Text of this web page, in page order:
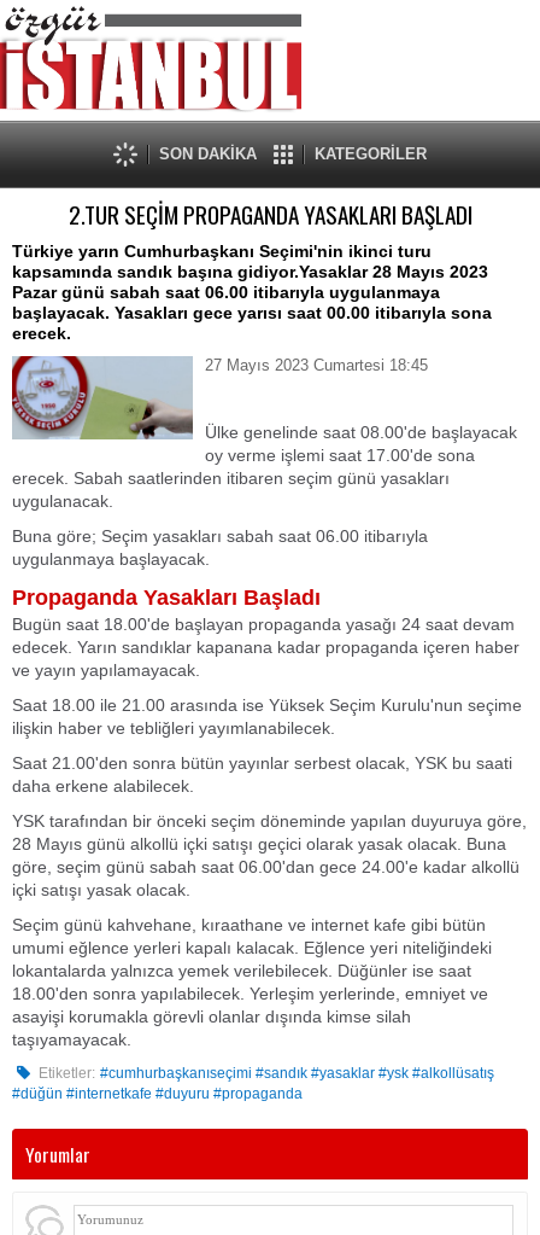
SON DAKİKA KATEGORİLER
2.TUR SEÇİM PROPAGANDA YASAKLARI BAŞLADI
Türkiye yarın Cumhurbaşkanı Seçimi'nin ikinci turu
kapsamında sandık başına gidiyor.Yasaklar 28 Mayıs 2023
Pazar günü sabah saat 06.00 itibarıyla uygulanmaya
başlayacak. Yasakları gece yarısı saat 00.00 itibarıyla sona
erecek.
27 Mayıs 2023 Cumartesi 18:45
Ülke genelinde saat 08.00'de başlayacak
oy verme işlemi saat 17.00'de sona
erecek. Sabah saatlerinden itibaren seçim günü yasakları
uygulanacak.
Buna göre; Seçim yasakları sabah saat 06.00 itibarıyla
uygulanmaya başlayacak.
Propaganda Yasakları Başladı
Bugün saat 18.00'de başlayan propaganda yasağı 24 saat devam
edecek. Yarın sandıklar kapanana kadar propaganda içeren haber
ve yayın yapılamayacak.
Saat 18.00 ile 21.00 arasında ise Yüksek Seçim Kurulu'nun seçime
ilişkin haber ve tebliğleri yayımlanabilecek.
Saat 21.00'den sonra bütün yayınlar serbest olacak, YSK bu saati
daha erkene alabilecek.
YSK tarafından bir önceki seçim döneminde yapılan duyuruya göre,
28 Mayıs günü alkollü içki satışı geçici olarak yasak olacak. Buna
göre, seçim günü sabah saat 06.00'dan gece 24.00'e kadar alkollü
içki satışı yasak olacak.
Seçim günü kahvehane, kıraathane ve internet kafe gibi bütün
umumi eğlence yerleri kapalı kalacak. Eğlence yeri niteliğindeki
lokantalarda yalnızca yemek verilebilecek. Düğünler ise saat
18.00'den sonra yapılabilecek. Yerleşim yerlerinde, emniyet ve
asayişi korumakla görevli olanlar dışında kimse silah
taşıyamayacak.
Etiketler: #cumhurbaşkanıseçimi #sandık #yasaklar #ysk #alkollüsatış
#düğün #internetkafe #duyuru #propaganda
Yorumlar